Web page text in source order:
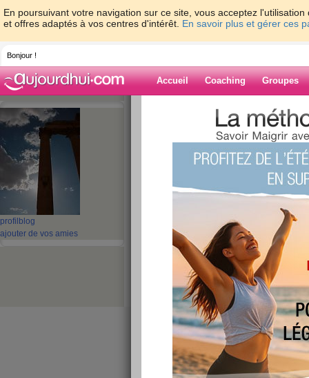
En poursuivant votre navigation sur ce site, vous acceptez
et offres adaptés à vos centres d'intérêt. En savoir plus et gérer ces
Bonjour !
Accueil Coaching Groupes
profil blog
ajouter de vos amies
>
>
douceur de ma copine Ziniii
Blog de Aure94
Programme de
tout en douceur
Ziniii
publié le 02/07/2013 à 08:33
Coucou les copines,
Hier mon amie Ziniii a demarré un programme de
de juillet et j'ai decidé de l'accompagner ci dessous le
"Voilà le programme, tout doux,
hygiène de vie durablement :